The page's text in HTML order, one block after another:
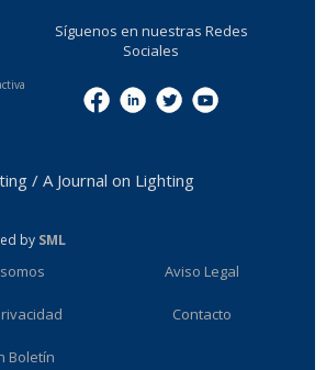
Síguenos en nuestras Redes
Sociales
/ A Journal on Lighting
by SML
Aviso Legal
Contacto
Boletín